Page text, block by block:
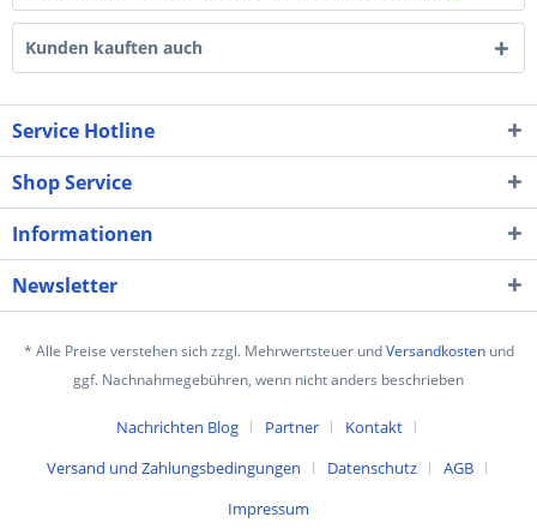
Kunden kauften auch
Service Hotline
Shop Service
Informationen
Newsletter
* Alle Preise verstehen sich zzgl. Mehrwertsteuer undVersandkostenund
ggf. Nachnahmegebühren, wenn nicht anders beschrieben
Nachrichten Blog Partner
Kontakt
Versand und Zahlungsbedingungen
Datenschutz
AGB
Impressum